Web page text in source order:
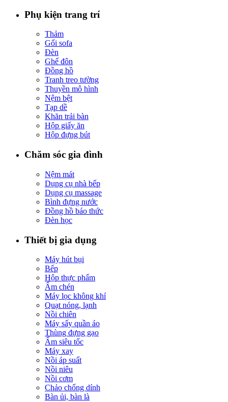
Phụ kiện trang trí
Thảm
Gối sofa
Đèn
Ghế đôn
Đồng hồ
Tranh treo tường
Thuyền mô hình
Nệm bệt
Tạp dề
Khăn trải bàn
Hộp giấy ăn
Hộp đựng bút
Chăm sóc gia đình
Nệm mát
Dụng cụ nhà bếp
Dụng cụ massage
Bình đựng nước
Đồng hồ báo thức
Đèn học
Thiết bị gia dụng
Máy hút bụi
Bếp
Hộp thực phẩm
Ấm chén
Máy lọc không khí
Quạt nóng, lạnh
Nồi chiên
Máy sấy quần áo
Thùng đựng gạo
Ấm siêu tốc
Máy xay
Nồi áp suất
Nồi niêu
Nồi cơm
Chảo chống dính
Bàn ủi, bàn là